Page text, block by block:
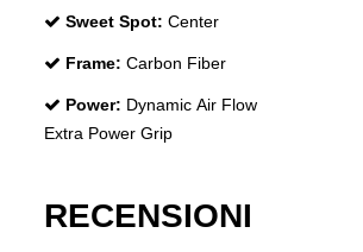
Sweet Spot: Center
Frame: Carbon Fiber
Power: Dynamic Air Flow
Extra Power Grip
RECENSIONI